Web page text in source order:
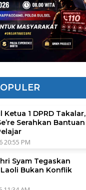
1 DPRD Takalar,
Serahkan Bantuan
20:55 PM
Syam Tegaskan
Bukan Konflik